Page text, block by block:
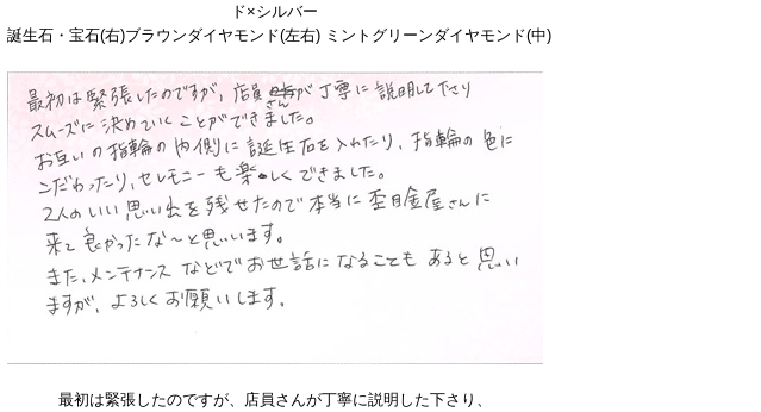
ド×シルバー
誕生石・宝石(右)ブラウンダイヤモンド(左右) ミントグリーンダイヤモンド(中)
最初は緊張したのですが、店員さんが丁寧に説明した下さり、